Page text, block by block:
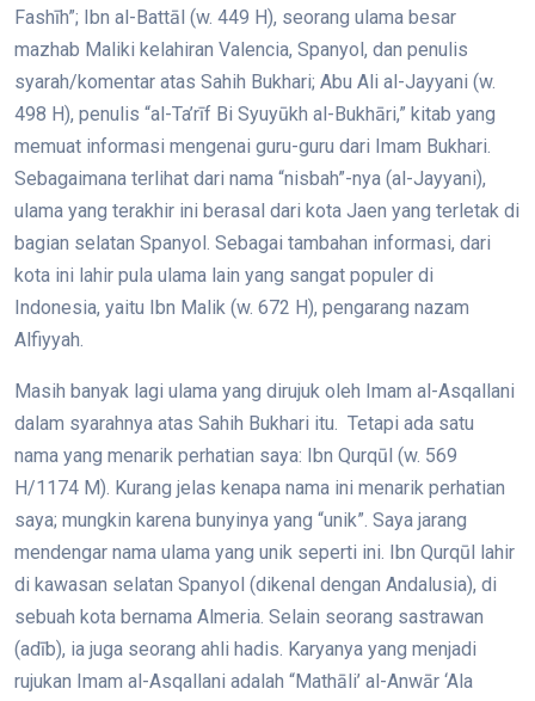
Fashīh”; Ibn al-Battāl (w. 449 H), seorang ulama besar
mazhab Maliki kelahiran Valencia, Spanyol, dan penulis
syarah/komentar atas Sahih Bukhari; Abu Ali al-Jayyani (w.
498 H), penulis “al-Ta’rīf Bi Syuyūkh al-Bukhāri,” kitab yang
memuat informasi mengenai guru-guru dari Imam Bukhari.
Sebagaimana terlihat dari nama “nisbah”-nya (al-Jayyani),
ulama yang terakhir ini berasal dari kota Jaen yang terletak di
bagian selatan Spanyol. Sebagai tambahan informasi, dari
kota ini lahir pula ulama lain yang sangat populer di
Indonesia, yaitu Ibn Malik (w. 672 H), pengarang nazam
Alfiyyah.
Masih banyak lagi ulama yang dirujuk oleh Imam al-Asqallani
dalam syarahnya atas Sahih Bukhari itu. Tetapi ada satu
nama yang menarik perhatian saya: Ibn Qurqūl (w. 569
H/1174 M). Kurang jelas kenapa nama ini menarik perhatian
saya; mungkin karena bunyinya yang “unik”. Saya jarang
mendengar nama ulama yang unik seperti ini. Ibn Qurqūl lahir
di kawasan selatan Spanyol (dikenal dengan Andalusia), di
sebuah kota bernama Almeria. Selain seorang sastrawan
(adīb), ia juga seorang ahli hadis. Karyanya yang menjadi
rujukan Imam al-Asqallani adalah “Mathāli’ al-Anwār ‘Ala